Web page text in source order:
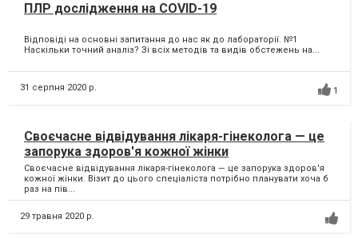
ПЛР дослідження на COVID-19
Відповіді на основні запитання до нас як до лабораторії. №1
Наскільки точний аналіз? Зі всіх методів та видів обстежень на...
31 серпня 2020 р. 1
Своєчасне відвідування лікаря-гінеколога — це
запорука здоров'я кожної жінки
Своєчасне відвідування лікаря-гінеколога — це запорука здоров'я
кожної жінки. Візит до цього спеціаліста потрібно планувати хоча б
раз на пів...
29 травня 2020 р.